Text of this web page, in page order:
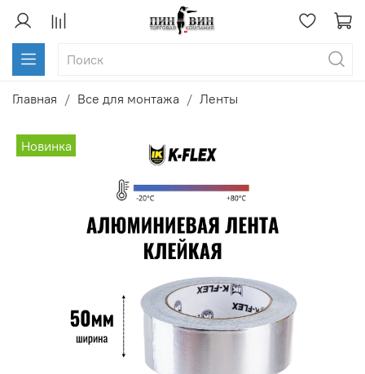
Главная Все для монтажа Ленты
Новинка